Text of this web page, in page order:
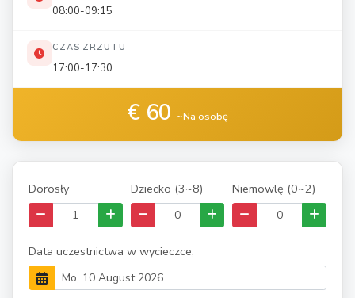
08:00-09:15
CZAS ZRZUTU
17:00-17:30
€ 60 ~Na osobę
Dorosły Dziecko (3~8) Niemowlę (0~2)
Data uczestnictwa w wycieczce;